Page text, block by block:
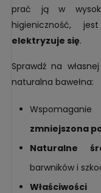
prać ją w
higieniczność,
elektryzuje się.
Sprawdź na
naturalna bawełna:
zmniejszona
Naturalne
barwników i